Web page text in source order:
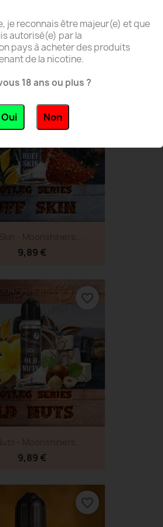
- Moonshiners...
9,89 €
- Moonshiners...
9,89 €
- Moonshiners...
9,89 €
favorite_border
favorite_border
je reconnais être majeur(e) et que
autorisé(e) par la
pays à acheter des produits
de la nicotine.
18 ans ou plus ?
Oui Non